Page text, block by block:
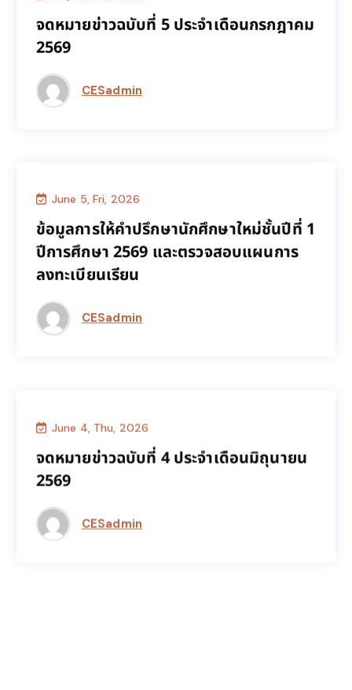
จดหมายข่าวฉบับที่ 5 ประจำเดือนกรกฎาคม
2569
CESadmin
จดหมายข่าวฉบับที่ 5 ประจำเดือนกรกฎาคม
June 5, Fri, 2026
ข้อมูลการให้คำปรึกษานักศึกษาใหม่ชั้นปีที่ 1
ปีการศึกษา 2569 และตรวจสอบแผนการ
ลงทะเบียนเรียน
CESadmin
ข้อมูลการให้คำปรึกษานักศึกษาใหม่ชั้นปีที่ 1
ปีการศึกษา 2569 และตรวจสอบแผนการ
June 4, Thu, 2026
จดหมายข่าวฉบับที่ 4 ประจำเดือนมิถุนายน
2569
CESadmin
จดหมายข่าวฉบับที่ 4 ประจำเดือนมิถุนายน